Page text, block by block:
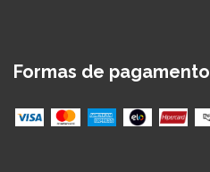
Formas de pagamento